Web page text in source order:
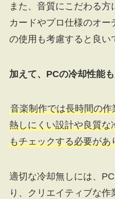
また、音質にこだわる
カードやプロ仕様のオー
の使用も考慮すると良い
加えて、PCの冷却性能も
音楽制作では長時間の
熱しにくい設計や良質な
もチェックする必要があ
適切な冷却無しには、
り、クリエイティブな作